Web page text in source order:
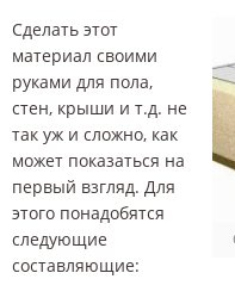
Сделать этот
материал своими
руками для пола,
стен, крыши и т.д. не
так уж и сложно, как
может показаться на
первый взгляд. Для
этого понадобятся
следующие
составляющие: